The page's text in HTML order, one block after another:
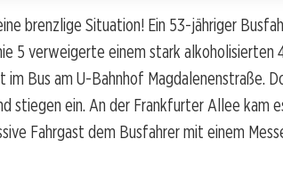
brenzlige Situation! Ein 53-jähriger
5 verweigerte einem stark alkoholisierten
Bus am U-Bahnhof Magdalenenstraße.
stiegen ein. An der Frankfurter Allee kam
Fahrgast dem Busfahrer mit einem